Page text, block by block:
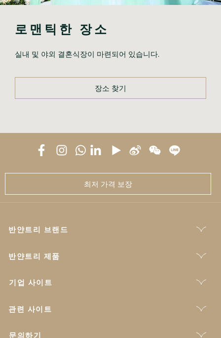
로맨틱한 장소
실내 및 야외 결혼식장이 마련되어 있습니다.
장소 찾기
최저 가격 보장
반얀트리 브랜드
반얀트리 제품
기업 사이트
관련 사이트
문의하기